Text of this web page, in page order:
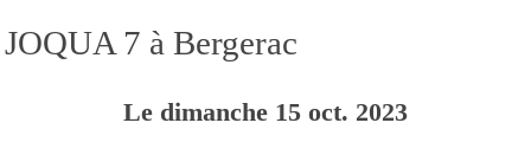
JOQUA 7 à Bergerac
Le dimanche 15 oct. 2023